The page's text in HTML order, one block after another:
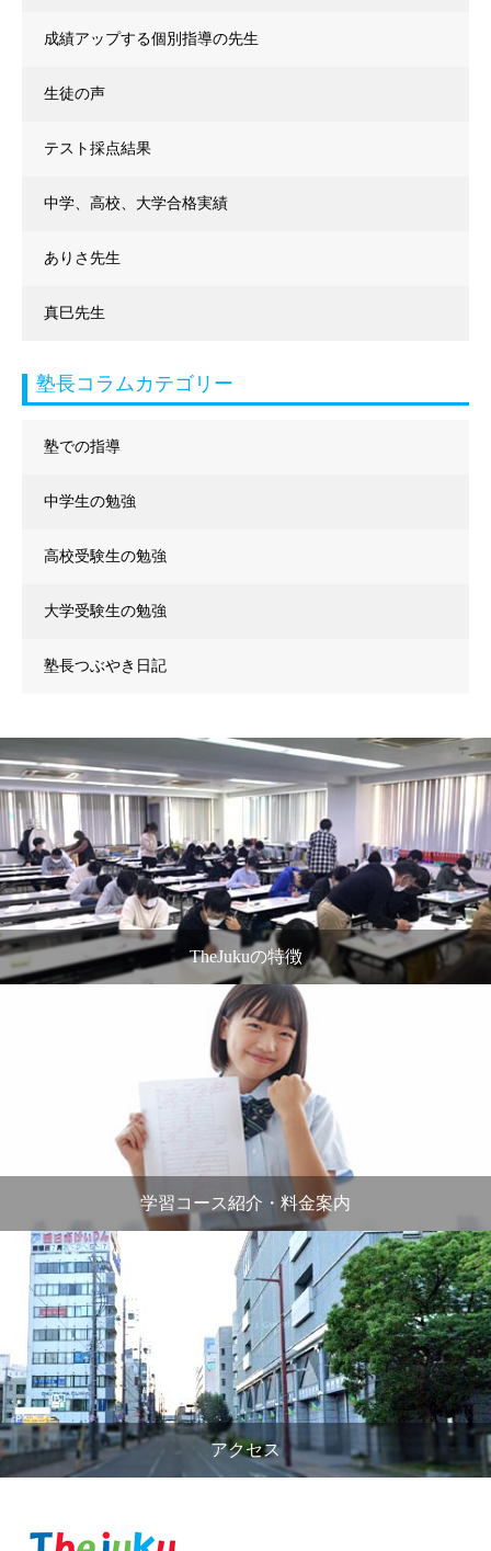
成績アップする個別指導の先生
生徒の声
テスト採点結果
中学、高校、大学合格実績
ありさ先生
真巳先生
塾長コラムカテゴリー
塾での指導
中学生の勉強
高校受験生の勉強
大学受験生の勉強
塾長つぶやき日記
TheJukuの特徴
学習コース紹介・料金案内
アクセス